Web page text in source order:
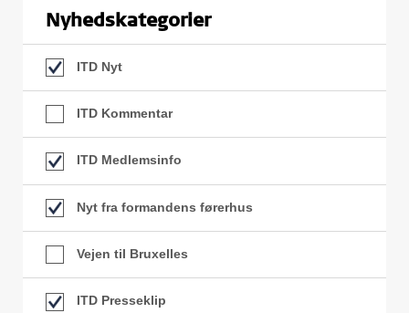
Nyhedskategorier
ITD Nyt
ITD Kommentar
ITD Medlemsinfo
Nyt fra formandens førerhus
Vejen til Bruxelles
ITD Presseklip